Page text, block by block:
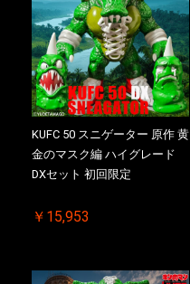
KUFC 50 スニゲーター 原作 黄
金のマスク編 ハイグレード
DXセット 初回限定
￥15,953